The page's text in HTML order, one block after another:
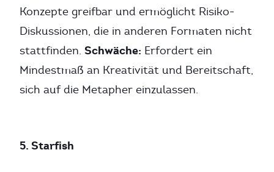
Konzepte greifbar und ermöglicht Risiko-
Diskussionen, die in anderen Formaten nicht
stattfinden. Schwäche: Erfordert ein
Mindestmaß an Kreativität und Bereitschaft,
sich auf die Metapher einzulassen.
5. Starfish